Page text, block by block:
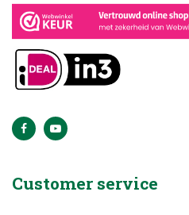
Customer service